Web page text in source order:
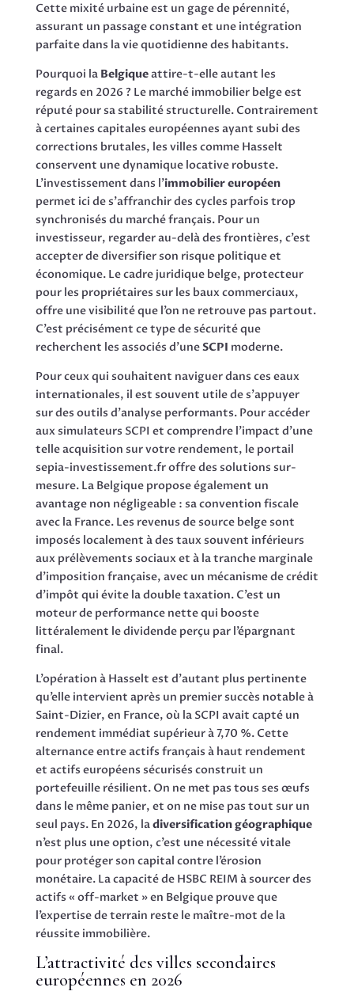
Cette mixité urbaine est un gage de pérennité,
assurant un passage constant et une intégration
parfaite dans la vie quotidienne des habitants.
Pourquoi la Belgiqueattire-t-elle autant les
regards en 2026 ? Le marché immobilier belge est
réputé pour sa stabilité structurelle. Contrairement
à certaines capitales européennes ayant subi des
corrections brutales, les villes comme Hasselt
conservent une dynamique locative robuste.
L’investissement dans l’immobilier européen
permet ici de s’affranchir des cycles parfois trop
synchronisés du marché français. Pour un
investisseur, regarder au-delà des frontières, c’est
accepter de diversifier son risque politique et
économique. Le cadre juridique belge, protecteur
pour les propriétaires sur les baux commerciaux,
offre une visibilité que l’on ne retrouve pas partout.
C’est précisément ce type de sécurité que
recherchent les associés d’uneSCPI moderne.
Pour ceux qui souhaitent naviguer dans ces eaux
internationales, il est souvent utile de s’appuyer
sur des outils d’analyse performants. Pour accéder
aux simulateurs SCPI et comprendre l’impact d’une
telle acquisition sur votre rendement, le portail
sepia-investissement.fr offre des solutions sur-
mesure. La Belgique propose également un
avantage non négligeable : sa convention fiscale
avec la France. Les revenus de source belge sont
imposés localement à des taux souvent inférieurs
aux prélèvements sociaux et à la tranche marginale
d’imposition française, avec un mécanisme de crédit
d’impôt qui évite la double taxation. C’est un
moteur de performance nette qui booste
littéralement le dividende perçu par l’épargnant
final.
L’opération à Hasselt est d’autant plus pertinente
qu’elle intervient après un premier succès notable à
Saint-Dizier, en France, où la SCPI avait capté un
rendement immédiat supérieur à 7,70 %. Cette
alternance entre actifs français à haut rendement
et actifs européens sécurisés construit un
portefeuille résilient. On ne met pas tous ses œufs
dans le même panier, et on ne mise pas tout sur un
seul pays. En 2026, ladiversification géographique
n’est plus une option, c’est une nécessité vitale
pour protéger son capital contre l’érosion
monétaire. La capacité de HSBC REIM à sourcer des
actifs « off-market » en Belgique prouve que
l’expertise de terrain reste le maître-mot de la
réussite immobilière.
L’attractivité des villes secondaires
européennes en 2026